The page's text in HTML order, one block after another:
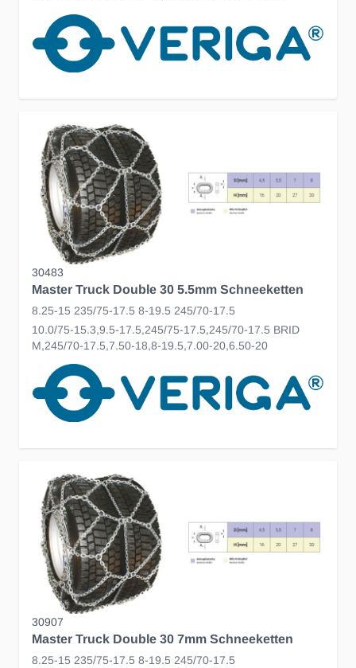
30483
Master Truck Double 30 5.5mm Schneeketten
8.25-15 235/75-17.5 8-19.5 245/70-17.5
10.0/75-15.3,9.5-17.5,245/75-17.5,245/70-17.5 BRID
M,245/70-17.5,7.50-18,8-19.5,7.00-20,6.50-20
30907
Master Truck Double 30 7mm Schneeketten
8.25-15 235/75-17.5 8-19.5 245/70-17.5